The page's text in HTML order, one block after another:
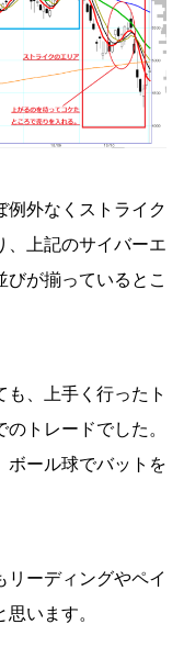
例外なくストライク
、上記のサイバーエ
びが揃っているとこ
、上手く行ったト
トレードでした。
ボール球でバットを
リーディングやペイ
います。